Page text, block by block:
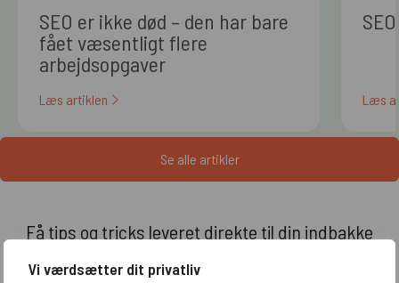
Vi værdsætter dit privatliv
SEO er ikke død – den har bare
fået væsentligt flere
arbejdsopgaver
Læs artiklen Læs
Se alle artikler
Få tips og tricks leveret direkte til din indbakke